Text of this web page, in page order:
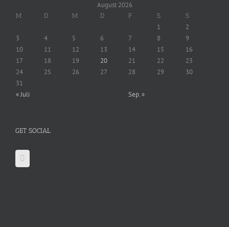
August 2026
M D M D F S S
1
2
3
4 5 6 7 8
9
10
11 12 13 14 15
16
17
18 19 20 21 22
23
24
25 26 27 28 29
30
31
« Juli
Sep. »
GET SOCIAL